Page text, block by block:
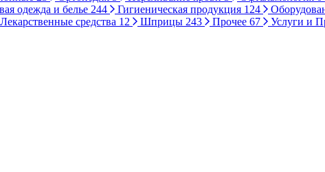
одежда и белье 244 Гигиеническая продукция 124
Лекарственные средства 12 Шприцы 243 Прочее 67 Услуги и